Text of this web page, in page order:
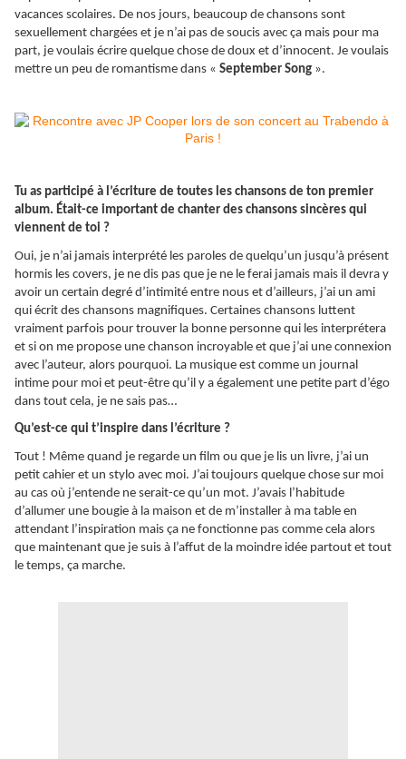
vacances scolaires. De nos jours, beaucoup de chansons sont
sexuellement chargées et je n’ai pas de soucis avec ça mais pour ma
part, je voulais écrire quelque chose de doux et d’innocent. Je voulais
mettre un peu de romantisme dans « September Song ».
Tu as participé à l’écriture de toutes les chansons de ton premier
album. Était-ce important de chanter des chansons sincères qui
viennent de toi ?
Oui, je n’ai jamais interprété les paroles de quelqu’un jusqu’à présent
hormis les covers, je ne dis pas que je ne le ferai jamais mais il devra y
avoir un certain degré d’intimité entre nous et d’ailleurs, j’ai un ami
qui écrit des chansons magnifiques. Certaines chansons luttent
vraiment parfois pour trouver la bonne personne qui les interprétera
et si on me propose une chanson incroyable et que j’ai une connexion
avec l’auteur, alors pourquoi. La musique est comme un journal
intime pour moi et peut-être qu’il y a également une petite part d’égo
dans tout cela, je ne sais pas…
Qu’est-ce qui t’inspire dans l’écriture ?
Tout ! Même quand je regarde un film ou que je lis un livre, j’ai un
petit cahier et un stylo avec moi. J’ai toujours quelque chose sur moi
au cas où j’entende ne serait-ce qu’un mot. J’avais l’habitude
d’allumer une bougie à la maison et de m’installer à ma table en
attendant l’inspiration mais ça ne fonctionne pas comme cela alors
que maintenant que je suis à l’affut de la moindre idée partout et tout
le temps, ça marche.